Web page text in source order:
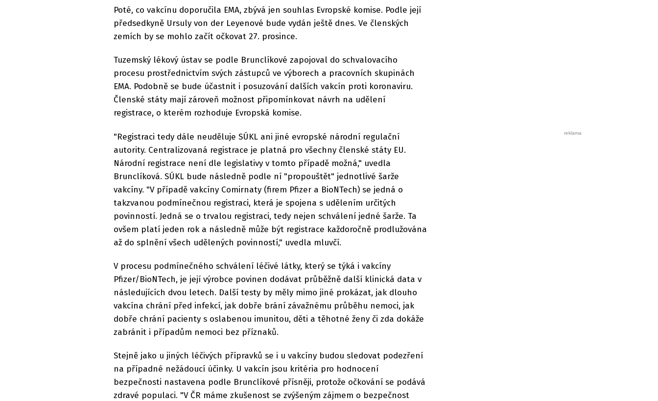
Poté, co vakcínu doporučila EMA, zbývá jen souhlas Evropské komise. Podle její
předsedkyně Ursuly von der Leyenové bude vydán ještě dnes. Ve členských
zemích by se mohlo začít očkovat 27. prosince.
Tuzemský lékový ústav se podle Brunclíkové zapojoval do schvalovacího
procesu prostřednictvím svých zástupců ve výborech a pracovních skupinách
EMA. Podobně se bude účastnit i posuzování dalších vakcín proti koronaviru.
Členské státy mají zároveň možnost připomínkovat návrh na udělení
registrace, o kterém rozhoduje Evropská komise.
"Registraci tedy dále neuděluje SÚKL ani jiné evropské národní regulační
autority. Centralizovaná registrace je platná pro všechny členské státy EU.
Národní registrace není dle legislativy v tomto případě možná," uvedla
Brunclíková. SÚKL bude následně podle ní "propouštět" jednotlivé šarže
vakcíny. "V případě vakcíny Comirnaty (firem Pfizer a BioNTech) se jedná o
takzvanou podmínečnou registraci, která je spojena s udělením určitých
povinností. Jedná se o trvalou registraci, tedy nejen schválení jedné šarže. Ta
ovšem platí jeden rok a následně může být registrace každoročně prodlužována
až do splnění všech udělených povinností," uvedla mluvčí.
V procesu podmínečného schválení léčivé látky, který se týká i vakcíny
Pfizer/BioNTech, je její výrobce povinen dodávat průběžně další klinická data v
následujících dvou letech. Další testy by měly mimo jiné prokázat, jak dlouho
vakcína chrání před infekcí, jak dobře brání závažnému průběhu nemoci, jak
dobře chrání pacienty s oslabenou imunitou, děti a těhotné ženy či zda dokáže
zabránit i případům nemoci bez příznaků.
Stejně jako u jiných léčivých přípravků se i u vakcíny budou sledovat podezření
na případné nežádoucí účinky. U vakcín jsou kritéria pro hodnocení
bezpečnosti nastavena podle Brunclíkové přísněji, protože očkování se podává
zdravé populaci. "V ČR máme zkušenost se zvýšeným zájmem o bezpečnost